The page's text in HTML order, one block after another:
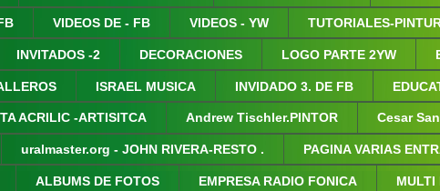
VIDEOS DE - FB VIDEOS - YW TUTORIALES-
INVITADOS -2 DECORACIONES LOGO PARTE 2YW
ISRAEL MUSICA INVIDADO 3. DE FB
ACRILIC -ARTISITCA Andrew Tischler.PINTOR Cesar
uralmaster.org - JOHN RIVERA-RESTO . PAGINA VARIAS
ALBUMS DE FOTOS EMPRESA RADIO FONICA MULTI